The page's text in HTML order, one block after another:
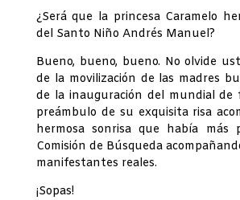
¿Será que la princesa Caramelo
del Santo Niño Andrés Manuel?
Bueno, bueno, bueno. No olvide
de la movilización de las madres
de la inauguración del mundial de
preámbulo de su exquisita risa
hermosa sonrisa que había más
Comisión de Búsqueda
manifestantes reales.
¡Sopas!